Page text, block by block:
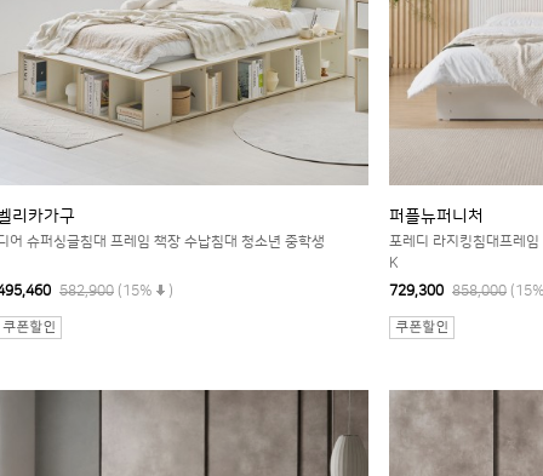
리카가구
어 슈퍼싱글침대 프레임 책장 수납침대 청소년 중학생
582,900 (15% )
퍼플뉴퍼니처
포레디 라지킹침대프레
K
729,300 858,000